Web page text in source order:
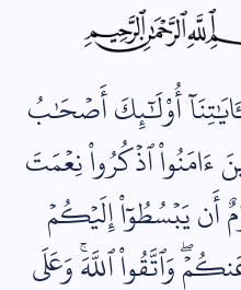
أُوْلَٰٓئِكَ أَصۡحَٰبُ
ٱلَّذِينَ ءَامَنُواْ ٱذۡكُرُواْ نِعۡمَتَ
أَن يَبۡسُطُوٓاْ إِلَيۡكُمۡ
وَٱتَّقُواْ ٱللَّهَۚ وَعَلَى